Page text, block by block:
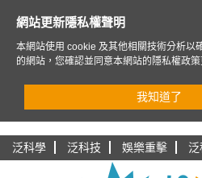
泛科學 泛科技 娛樂重擊
網站更新隱私權聲明
本網站使用 cookie 及其他相關技術分析以
的網站，您確認並同意本網站的隱私權政策
我知道了